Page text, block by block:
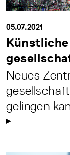
05.07.2021
Neues
gelingen